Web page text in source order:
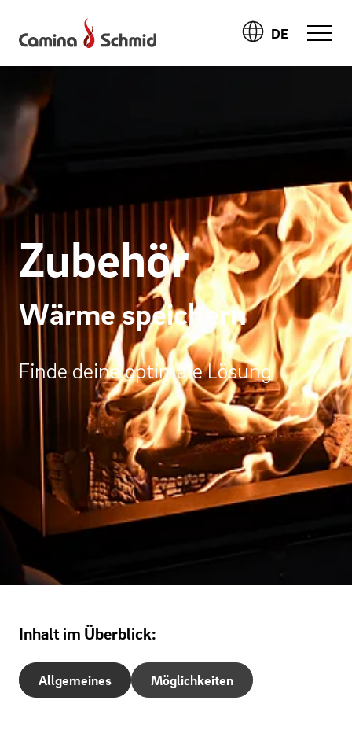
DE
Zubehör
Wärme speichern
Finde deine optimale Lösung
Inhalt im Überblick:
Allgemeines Möglichkeiten